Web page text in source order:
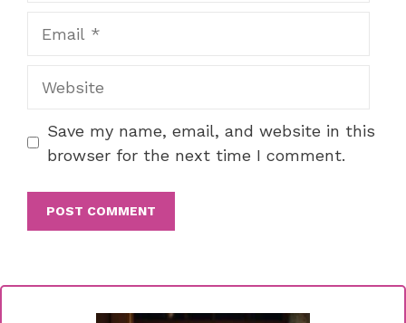
Save my name, email, and website in this
browser for the next time I comment.